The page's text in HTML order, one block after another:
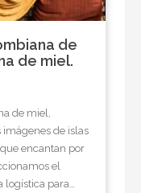
de
de miel.
de miel,
de islas
encantan por
el
logística para